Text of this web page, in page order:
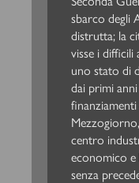
sbarco degli
distrutta; la
visse i difficili
uno stato di
dai primi
finanziamenti
Mezzogiorno,
centro
economico e
senza